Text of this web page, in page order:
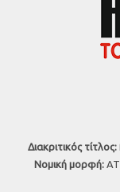
Διακριτικός τίτλος:
Νομική μορφή: